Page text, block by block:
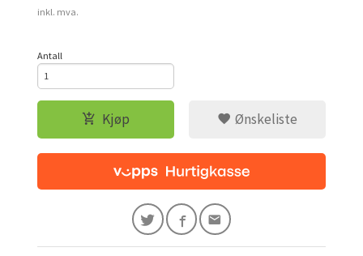
inkl. mva.
Antall
Kjøp Ønskeliste